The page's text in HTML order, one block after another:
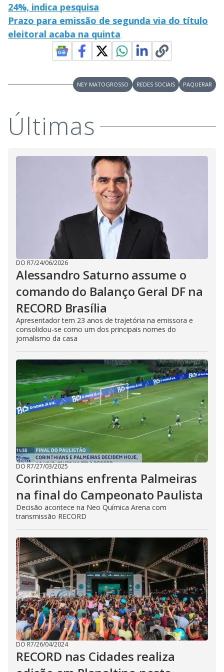
24%, indica pesquisa
Prazo para emissão de segunda via do título
eleitoral acaba na quinta
NEY MATOGROSSO REDES SOCIAIS PAQUERAR
Últimas
DO R7/24/06/2026
Alessandro Saturno assume o
comando do Balanço Geral DF na
RECORD Brasília
Apresentador tem 23 anos de trajetória na emissora e
consolidou-se como um dos principais nomes do
jornalismo da casa
DO R7/27/03/2025
Corinthians enfrenta Palmeiras
na final do Campeonato Paulista
Decisão acontece na Neo Química Arena com
transmissão RECORD
DO R7/26/04/2024
RECORD nas Cidades realiza